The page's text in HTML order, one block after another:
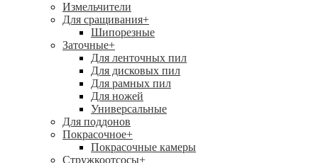
Измельчители
Для сращивания+
Шипорезные
Заточные+
Для ленточных пил
Для дисковых пил
Для рамных пил
Для ножей
Универсальные
Для поддонов
Покрасочное+
Покрасочные камеры
Стружкоотсосы+